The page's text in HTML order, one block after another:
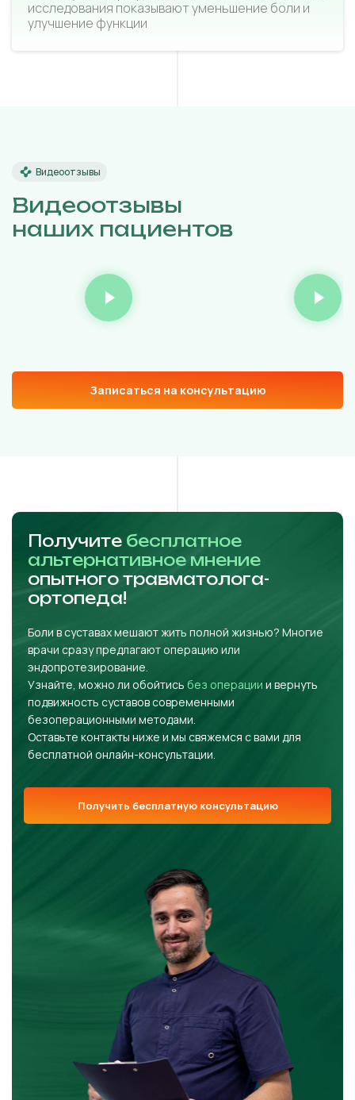
исследования показывают уменьшение боли и
улучшение функции
Видеоотзывы
Видеоотзывы
наших пациентов
Записаться на консультацию
Получите бесплатное
альтернативное мнение
опытного травматолога-
ортопеда!
Боли в суставах мешают жить полной жизнью? Многие
врачи сразу предлагают операцию или
эндопротезирование.
Узнайте, можно ли обойтись без операции и вернуть
подвижность суставов современными
безоперационными методами.
Оставьте контакты ниже и мы свяжемся с вами для
бесплатной онлайн-консультации.
Получить бесплатную консультацию